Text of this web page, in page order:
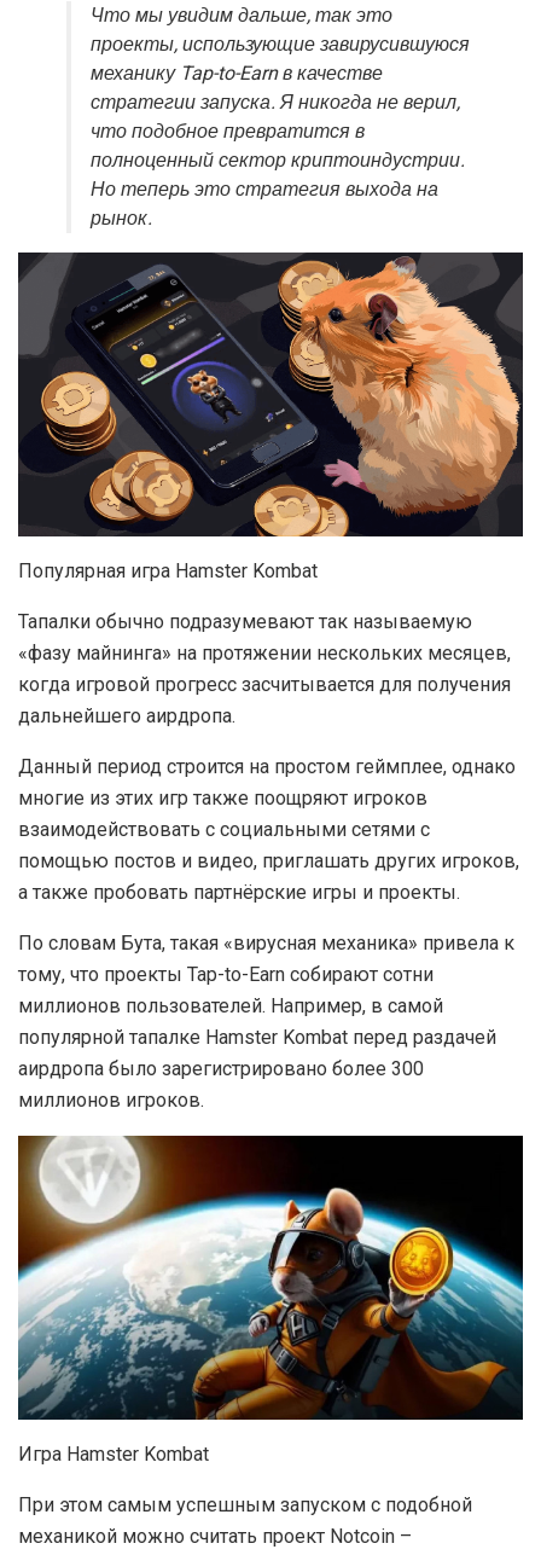
Что мы увидим дальше, так это
проекты, использующие завирусившуюся
механику Tap-to-Earn в качестве
стратегии запуска. Я никогда не верил,
что подобное превратится в
полноценный сектор криптоиндустрии.
Но теперь это стратегия выхода на
рынок.
Популярная игра Hamster Kombat
Тапалки обычно подразумевают так называемую
«фазу майнинга» на протяжении нескольких месяцев,
когда игровой прогресс засчитывается для получения
дальнейшего аирдропа.
Данный период строится на простом геймплее, однако
многие из этих игр также поощряют игроков
взаимодействовать с социальными сетями с
помощью постов и видео, приглашать других игроков,
а также пробовать партнёрские игры и проекты.
По словам Бута, такая «вирусная механика» привела к
тому, что проекты Tap-to-Earn собирают сотни
миллионов пользователей. Например, в самой
популярной тапалке Hamster Kombat перед раздачей
аирдропа было зарегистрировано более 300
миллионов игроков.
Игра Hamster Kombat
При этом самым успешным запуском с подобной
механикой можно считать проект Notcoin –